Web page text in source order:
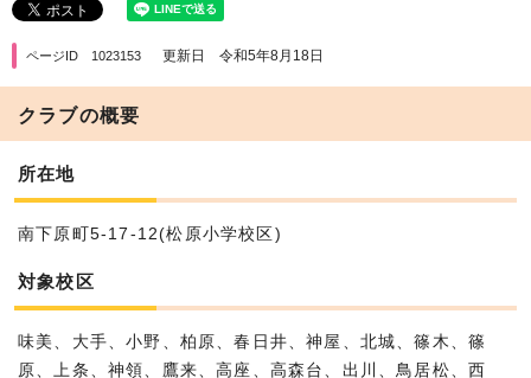
ページID 1023153 更新日 令和5年8月18日
クラブの概要
所在地
南下原町5-17-12(松原小学校区)
対象校区
味美、大手、小野、柏原、春日井、神屋、北城、篠木、篠
原、上条、神領、鷹来、高座、高森台、出川、鳥居松、西